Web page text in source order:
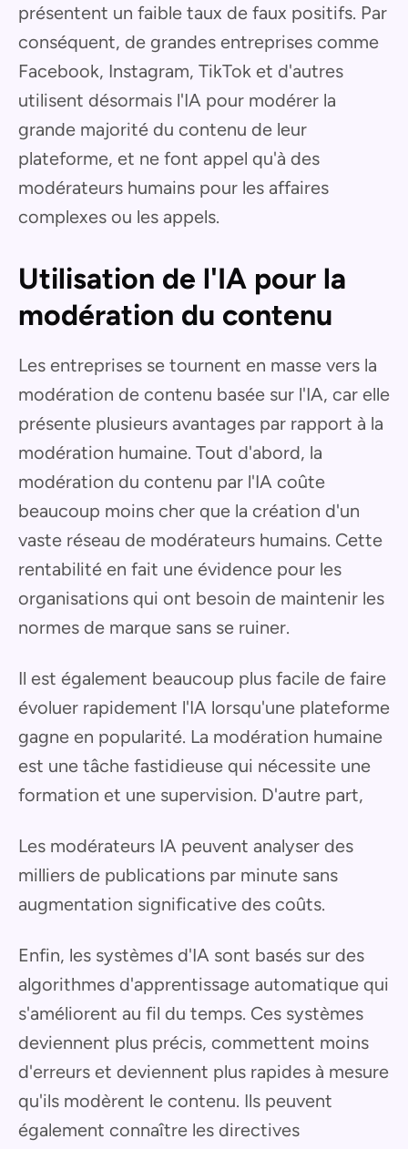
présentent un faible taux de faux positifs. Par
conséquent, de grandes entreprises comme
Facebook, Instagram, TikTok et d'autres
utilisent désormais l'IA pour modérer la
grande majorité du contenu de leur
plateforme, et ne font appel qu'à des
modérateurs humains pour les affaires
complexes ou les appels.
Utilisation de l'IA pour la
modération du contenu
Les entreprises se tournent en masse vers la
modération de contenu basée sur l'IA, car elle
présente plusieurs avantages par rapport à la
modération humaine. Tout d'abord, la
modération du contenu par l'IA coûte
beaucoup moins cher que la création d'un
vaste réseau de modérateurs humains. Cette
rentabilité en fait une évidence pour les
organisations qui ont besoin de maintenir les
normes de marque sans se ruiner.
Il est également beaucoup plus facile de faire
évoluer rapidement l'IA lorsqu'une plateforme
gagne en popularité. La modération humaine
est une tâche fastidieuse qui nécessite une
formation et une supervision. D'autre part,
Les modérateurs IA peuvent analyser des
milliers de publications par minute sans
augmentation significative des coûts.
Enfin, les systèmes d'IA sont basés sur des
algorithmes d'apprentissage automatique qui
s'améliorent au fil du temps. Ces systèmes
deviennent plus précis, commettent moins
d'erreurs et deviennent plus rapides à mesure
qu'ils modèrent le contenu. Ils peuvent
également connaître les directives